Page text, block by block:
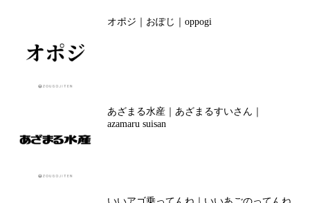
オポジ｜おぽじ｜oppogi
あざまる水産｜あざまるすいさん｜
azamaru suisan